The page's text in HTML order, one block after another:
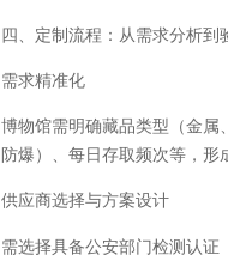
四、定制流程：从需求分析到
需求精准化
博物馆需明确藏品类型（金属
防爆）、每日存取频次等，形
供应商选择与方案设计
需选择具备公安部门检测认证